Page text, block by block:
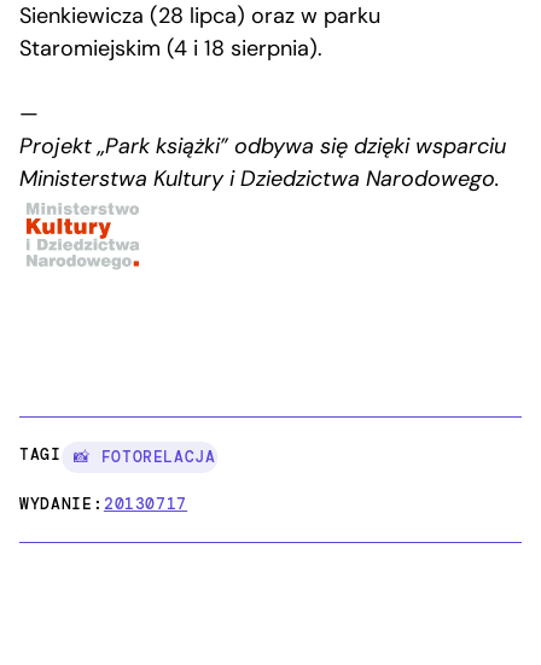
Sienkiewicza (28 lipca) oraz w parku
Staromiejskim (4 i 18 sierpnia).
—
Projekt „Park książki” odbywa się dzięki wsparciu
Ministerstwa Kultury i Dziedzictwa Narodowego.
TAGI: 📸 FOTORELACJA
WYDANIE:20130717